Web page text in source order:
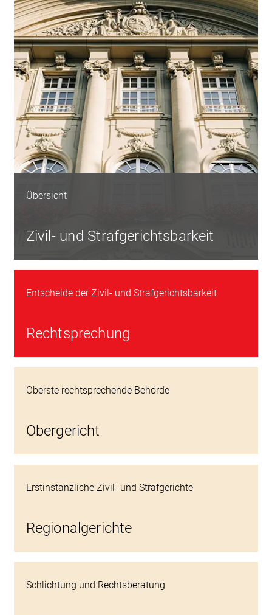
Zivil- und Strafgerichtsbarkeit
Übersicht
Rechtsprechung
Entscheide der Zivil- und Strafgerichtsbarkeit
Obergericht
Oberste rechtsprechende Behörde
Regionalgerichte
Erstinstanzliche Zivil- und Strafgerichte
Schlichtung und Rechtsberatung